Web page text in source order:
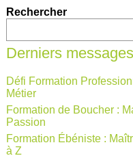
Rechercher
Derniers messages
Défi Formation
Métier
Formation de Boucher :
Passion
Formation Ébéniste :
à Z